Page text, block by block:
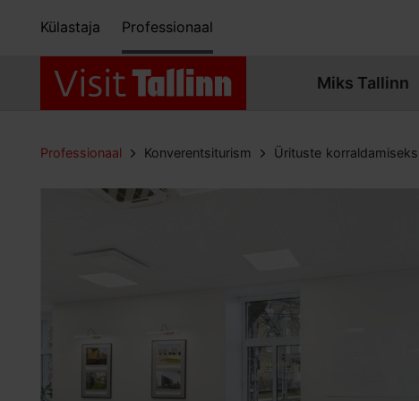
Külastaja Professionaal
Miks Tallinn
Professionaal Konverentsiturism Ürituste korraldamiseks